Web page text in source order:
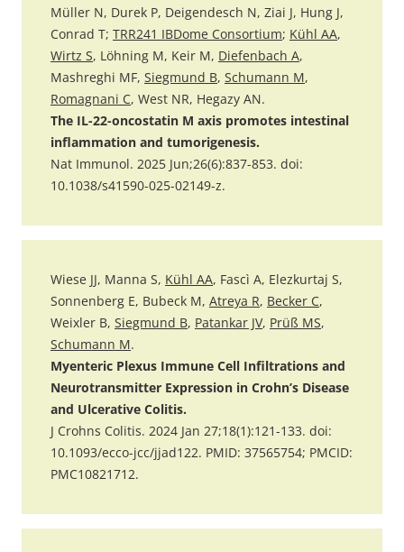
Müller N, Durek P, Deigendesch N, Ziai J, Hung J,
Conrad T; TRR241 IBDome Consortium; Kühl AA,
Wirtz S, Löhning M, Keir M, Diefenbach A,
Mashreghi MF, Siegmund B, Schumann M,
Romagnani C, West NR, Hegazy AN.
The IL-22-oncostatin M axis promotes intestinal
inflammation and tumorigenesis.
Nat Immunol. 2025 Jun;26(6):837-853. doi:
10.1038/s41590-025-02149-z.
Wiese JJ, Manna S, Kühl AA, Fascì A, Elezkurtaj S,
Sonnenberg E, Bubeck M, Atreya R, Becker C,
Weixler B, Siegmund B, Patankar JV, Prüß MS,
Schumann M.
Myenteric Plexus Immune Cell Infiltrations and
Neurotransmitter Expression in Crohn’s Disease
and Ulcerative Colitis.
J Crohns Colitis. 2024 Jan 27;18(1):121-133. doi:
10.1093/ecco-jcc/jjad122. PMID: 37565754; PMCID:
PMC10821712.